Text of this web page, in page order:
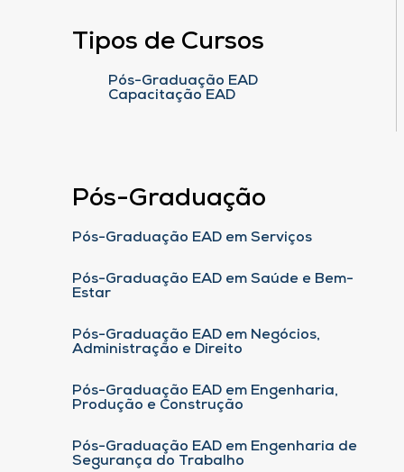
Tipos de Cursos
Pós-Graduação EAD
Capacitação EAD
Pós-Graduação
Pós-Graduação EAD em Serviços
Pós-Graduação EAD em Saúde e Bem-
Estar
Pós-Graduação EAD em Negócios,
Administração e Direito
Pós-Graduação EAD em Engenharia,
Produção e Construção
Pós-Graduação EAD em Engenharia de
Segurança do Trabalho